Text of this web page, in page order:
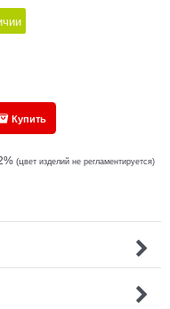
Купить
(цвет изделий не регламентируется)